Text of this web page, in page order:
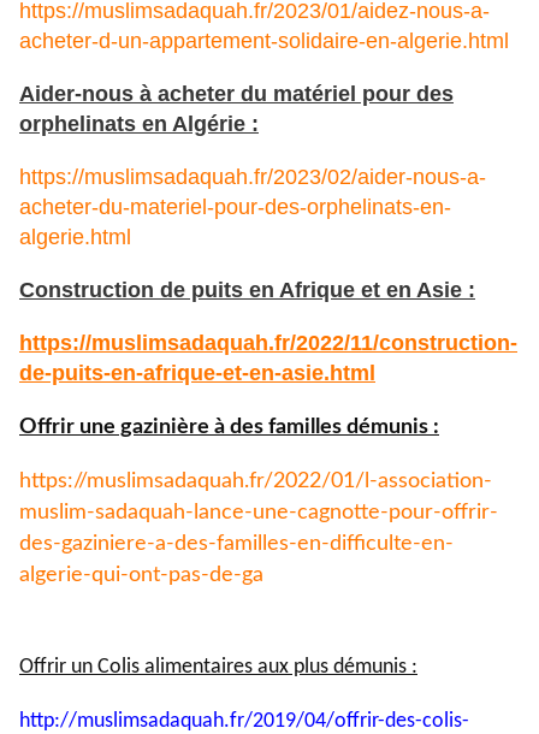
https://muslimsadaquah.fr/2023/01/aidez-nous-a-
acheter-d-un-appartement-solidaire-en-algerie.html
Aider-nous à acheter du matériel pour des
orphelinats en Algérie :
https://muslimsadaquah.fr/2023/02/aider-nous-a-
acheter-du-materiel-pour-des-orphelinats-en-
algerie.html
Construction de puits en Afrique et en Asie :
https://muslimsadaquah.fr/2022/11/construction-
de-puits-en-afrique-et-en-asie.html
Offrir une gazinière à des familles démunis :
https://muslimsadaquah.fr/2022/01/l-association-
muslim-sadaquah-lance-une-cagnotte-pour-offrir-
des-gaziniere-a-des-familles-en-difficulte-en-
algerie-qui-ont-pas-de-ga
Offrir un Colis alimentaires aux plus démunis :
http://muslimsadaquah.fr/2019/04/offrir-des-colis-